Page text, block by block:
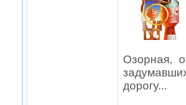
Озорная,
дорогу...